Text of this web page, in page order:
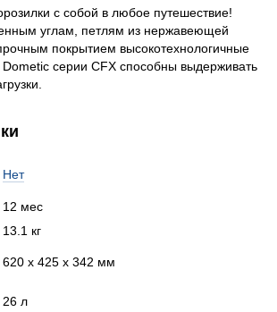
с собой в любое путешествие!
углам, петлям из нержавеющей
покрытием высокотехнологичные
Dometic серии CFX способны выдерживать
Нет
12 мес
13.1 кг
620 х 425 х 342 мм
26 л